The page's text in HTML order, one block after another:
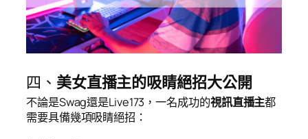
四、 美女直播主的吸睛絕招大公開
不論是Swag還是Live173，一名成功的視訊直播主都
需要具備幾項吸睛絕招：